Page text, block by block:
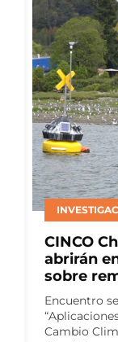
Multi X y
Sercotec
segunda
Aysén
El